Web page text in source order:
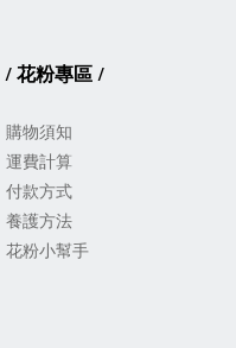
/花粉專區/
購物須知
運費計算
付款方式
養護方法
花粉小幫手